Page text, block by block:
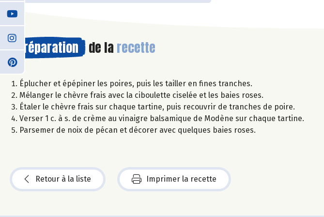
Préparation de la recette
Éplucher et épépiner les poires, puis les tailler en fines tranches.
Mélanger le chèvre frais avec la ciboulette ciselée et les baies roses.
Étaler le chèvre frais sur chaque tartine, puis recouvrir de tranches de poire.
Verser 1 c. à s. de crème au vinaigre balsamique de Modène sur chaque tartine.
Parsemer de noix de pécan et décorer avec quelques baies roses.
Retour à la liste Imprimer la recette